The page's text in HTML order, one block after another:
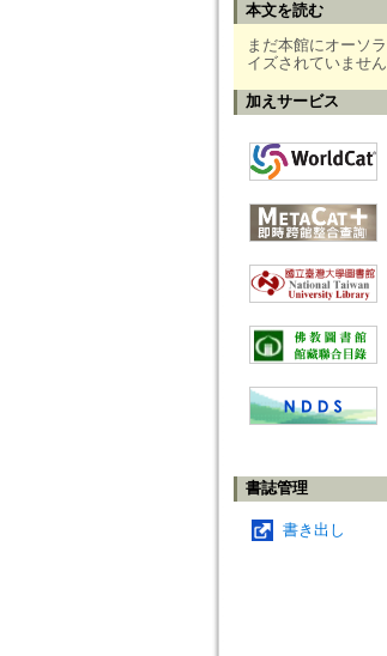
本文を読む
まだ本館にオーソラ
イズされていません
加えサービス
書誌管理
書き出し